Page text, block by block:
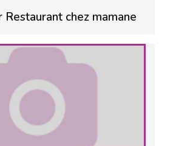
Restaurant chez mamane